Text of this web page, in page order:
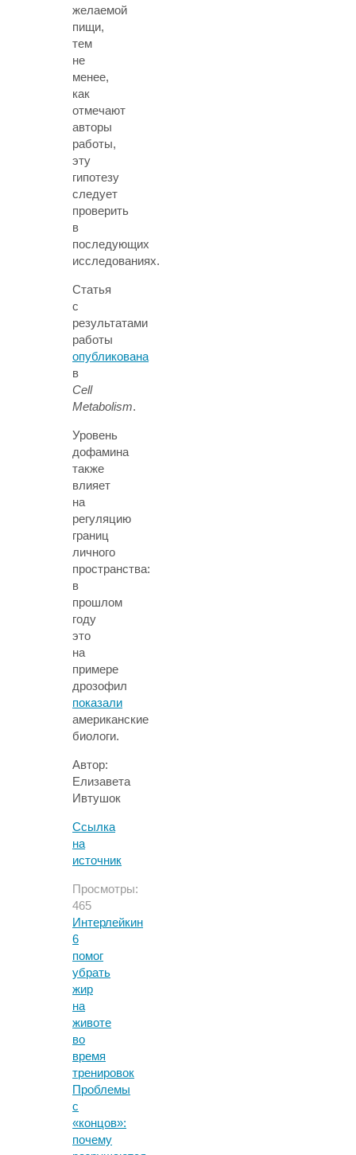
желаемой
пищи,
тем
не
менее,
как
отмечают
авторы
работы,
эту
гипотезу
следует
проверить
в
последующих
исследованиях.
Статья
с
результатами
работы
опубликована
в
Cell
Metabolism.
Уровень
дофамина
также
влияет
на
регуляцию
границ
личного
пространства:
в
прошлом
году
это
на
примере
дрозофил
показали
американские
биологи.
Автор:
Елизавета
Ивтушок
Ссылка
на
источник
Просмотры:
465
Интерлейкин
6
помог
убрать
жир
на
животе
во
время
тренировок
Проблемы
с
«концов»:
почему